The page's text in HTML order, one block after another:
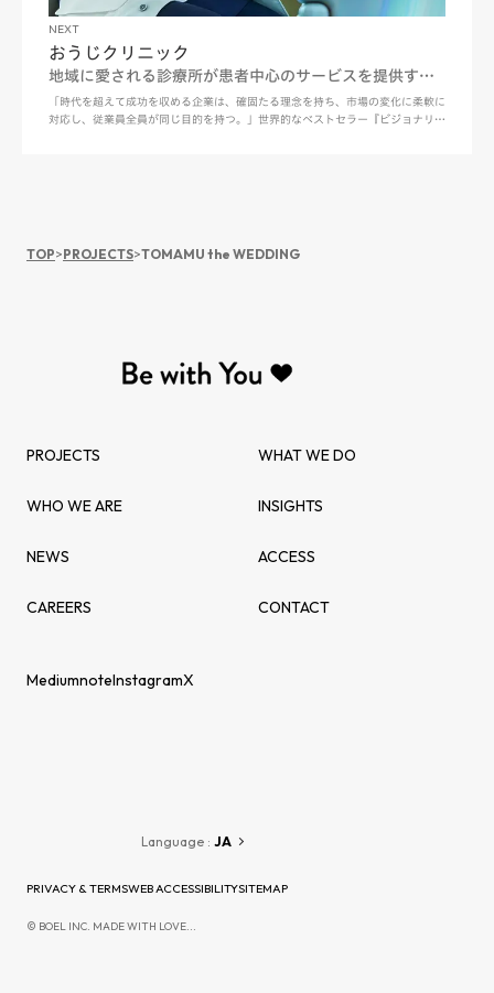
NEXT
おうじクリニック
地域に愛される診療所が患者中心のサービスを提供する
新しい挑戦
「時代を超えて成功を収める企業は、確固たる理念を持ち、市場の変化に柔軟に
対応し、従業員全員が同じ目的を持つ。」世界的なベストセラー『ビジョナリ
TOP>PROJECTS>TOMAMU the WEDDING
PROJECTS WHAT WE DO
WHO WE ARE INSIGHTS
NEWS ACCESS
CAREERS CONTACT
MediumnoteInstagramX
Language : JA
PRIVACY & TERMSWEB ACCESSIBILITYSITEMAP
© BOEL INC. MADE WITH LOVE...